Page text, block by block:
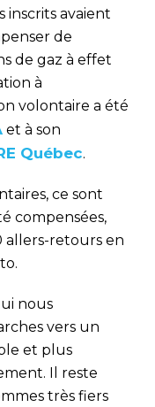
inscrits avaient
de
de gaz à effet
à
volontaire a été
et à son
Québec.
ce sont
compensées,
allers-retours en
nous
vers un
et plus
Il reste
très fiers